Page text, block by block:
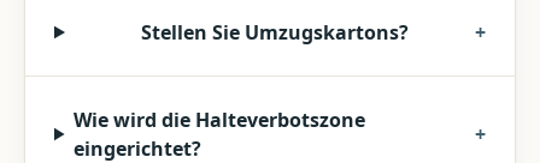
Stellen Sie Umzugskartons? +
Wie wird die Halteverbotszone
eingerichtet?
+